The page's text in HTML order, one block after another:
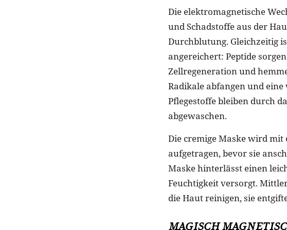
Die elektromagnetische
und Schadstoffe aus der
Durchblutung. Gleichzeitig
angereichert: Peptide
Zellregeneration und
Radikale abfangen und
Pflegestoffe bleiben durch
abgewaschen.
Die cremige Maske wird
aufgetragen, bevor sie
Maske hinterlässt einen
Feuchtigkeit versorgt.
die Haut reinigen, sie
MAGISCH